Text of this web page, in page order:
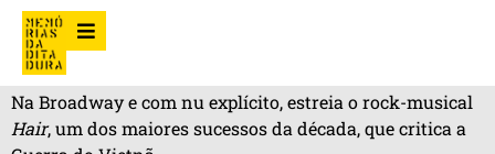
Na Broadway e com nu explícito, estreia o rock-musical
Hair, um dos maiores sucessos da década, que critica a